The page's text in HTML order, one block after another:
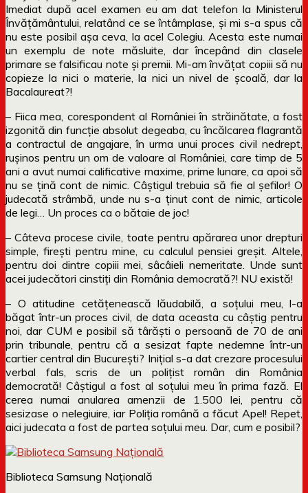
Imediat după acel examen eu am dat telefon la Ministerul
Învățământului, relatând ce se întâmplase, și mi s-a spus că
nu este posibil așa ceva, la acel Colegiu. Acesta este numai
un exemplu de note măsluite, dar începând din clasele
primare se falsificau note și premii. Mi-am învățat copiii să nu
copieze la nici o materie, la nici un nivel de școală, dar la
Bacalaureat?!
– Fiica mea, corespondent al României în străinătate, a fost
izgonită din funcție absolut degeaba, cu încălcarea flagrantă
a contractul de angajare, în urma unui proces civil nedrept,
rușinos pentru un om de valoare al României, care timp de 5
ani a avut numai calificative maxime, prime lunare, ca apoi să
nu se țină cont de nimic. Câștigul trebuia să fie al șefilor! O
judecată strâmbă, unde nu s-a ținut cont de nimic, articole
de legi… Un proces ca o bătaie de joc!
– Câteva procese civile, toate pentru apărarea unor drepturi
simple, firești pentru mine, cu calculul pensiei greșit. Altele,
pentru doi dintre copiii mei, sâcâieli nemeritate. Unde sunt
acei judecători cinstiți din România democrată?! NU există!
– O atitudine cetățenească lăudabilă, a soțului meu, l-a
băgat într-un proces civil, de data aceasta cu câștig pentru
noi, dar CUM e posibil să târăști o persoană de 70 de ani
prin tribunale, pentru că a sesizat fapte nedemne într-un
cartier central din București? Inițial s-a dat crezare procesului
verbal fals, scris de un polițist român din România
democrată! Câștigul a fost al soțului meu în prima fază. El
cerea numai anularea amenzii de 1.500 lei, pentru că
sesizase o nelegiuire, iar Poliția română a făcut Apel! Repet,
aici judecata a fost de partea soțului meu. Dar, cum e posibil?
Biblioteca Samsung Națională